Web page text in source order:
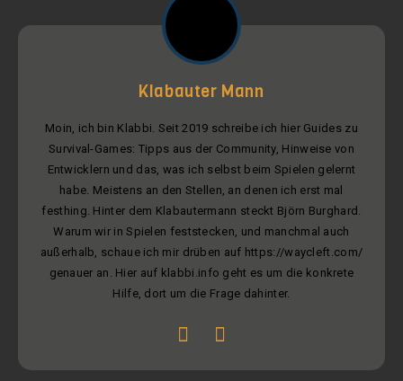
Klabauter Mann
Moin, ich bin Klabbi. Seit 2019 schreibe ich hier Guides zu
Survival-Games: Tipps aus der Community, Hinweise von
Entwicklern und das, was ich selbst beim Spielen gelernt
habe. Meistens an den Stellen, an denen ich erst mal
festhing. Hinter dem Klabautermann steckt Björn Burghard.
Warum wir in Spielen feststecken, und manchmal auch
außerhalb, schaue ich mir drüben auf https://waycleft.com/
genauer an. Hier auf klabbi.info geht es um die konkrete
Hilfe, dort um die Frage dahinter.